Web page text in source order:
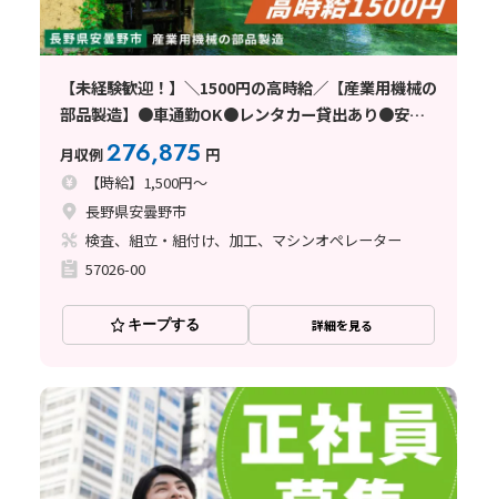
【未経験歓迎！】＼1500円の高時給／【産業用機械の
部品製造】●車通勤OK●レンタカー貸出あり●安曇
月収例276,875 円
【時給】1,500円～
長野県安曇野市
検査、組立・組付け、加工、マシンオペレーター
57026-00
キープする 詳細を見る